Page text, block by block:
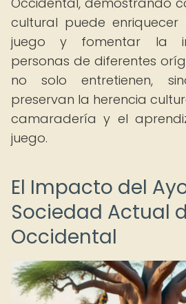
cultural puede enriquecer
juego y fomentar la
personas de diferentes
no solo entretienen,
preservan la herencia
camaradería y el
juego.
El Impacto del
Sociedad Actual
Occidental